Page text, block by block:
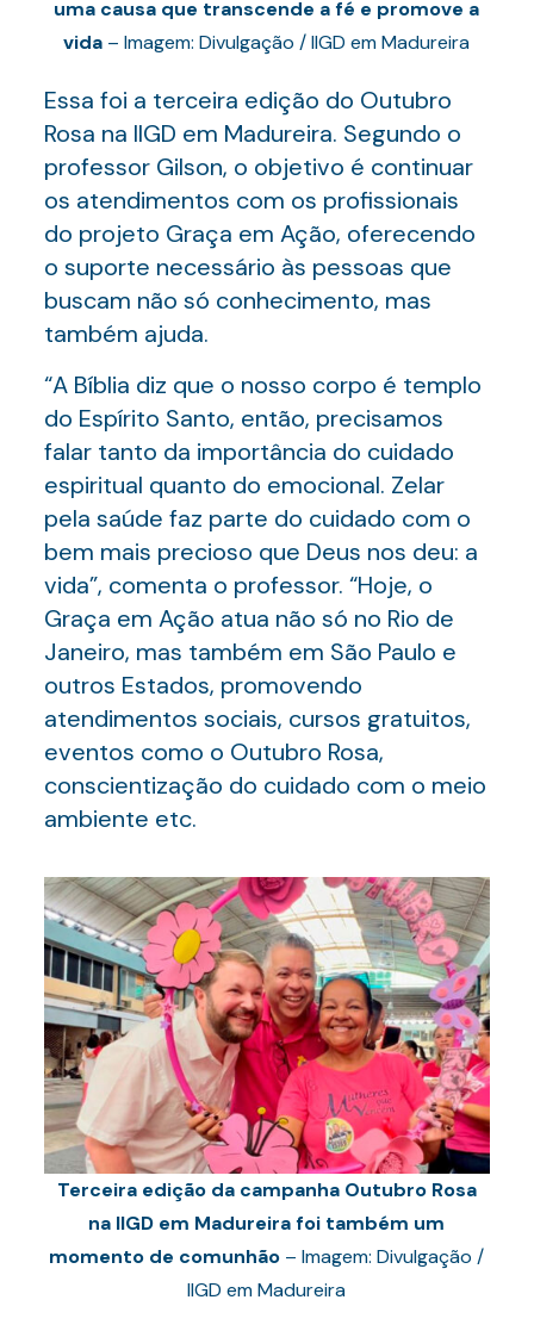
uma causa que transcende a fé e promove a
vida – Imagem: Divulgação / IIGD em Madureira
Essa foi a terceira edição do Outubro
Rosa na IIGD em Madureira. Segundo o
professor Gilson, o objetivo é continuar
os atendimentos com os profissionais
do projeto Graça em Ação, oferecendo
o suporte necessário às pessoas que
buscam não só conhecimento, mas
também ajuda.
“A Bíblia diz que o nosso corpo é templo
do Espírito Santo, então, precisamos
falar tanto da importância do cuidado
espiritual quanto do emocional. Zelar
pela saúde faz parte do cuidado com o
bem mais precioso que Deus nos deu: a
vida”, comenta o professor. “Hoje, o
Graça em Ação atua não só no Rio de
Janeiro, mas também em São Paulo e
outros Estados, promovendo
atendimentos sociais, cursos gratuitos,
eventos como o Outubro Rosa,
conscientização do cuidado com o meio
ambiente etc.
Terceira edição da campanha Outubro Rosa
na IIGD em Madureira foi também um
momento de comunhão – Imagem: Divulgação /
IIGD em Madureira